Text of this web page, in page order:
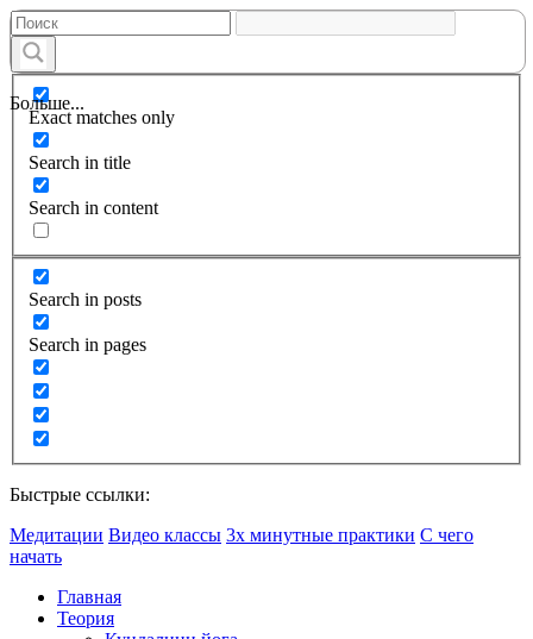
Больше...
Exact matches only
Search in title
Search in content
Search in posts
Search in pages
Быстрые ссылки:
Медитации Видео классы 3х минутные практики С чего
начать
Главная
Теория